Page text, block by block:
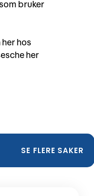
bruker
hos
her
SE FLERE SAKER